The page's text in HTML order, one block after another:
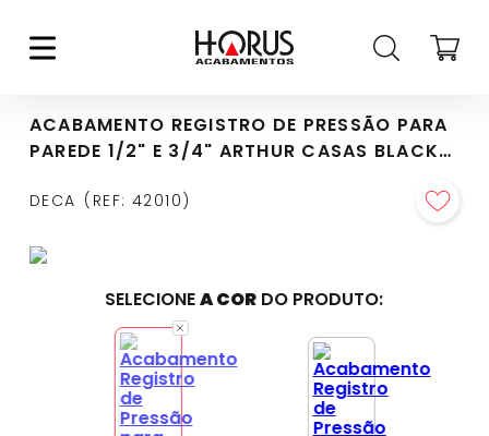
ACABAMENTO REGISTRO DE PRESSÃO PARA
PAREDE 1/2" E 3/4" ARTHUR CASAS BLACK
DECA REF: 42010
SELECIONEA COR DO PRODUTO: